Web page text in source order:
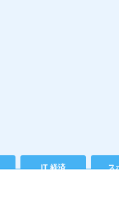
IT 経済 ス